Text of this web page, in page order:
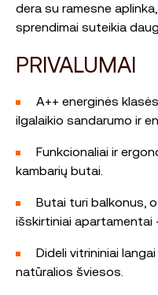
dera su ramesne
sprendimai suteikia
PRIVALUMAI
A++ energinės
ilgalaikio sandarumo ir
Funkcionaliai ir
kambarių butai.
Butai turi balkonus,
išskirtiniai apartamentai
Dideli vitrininiai
natūralios šviesos.